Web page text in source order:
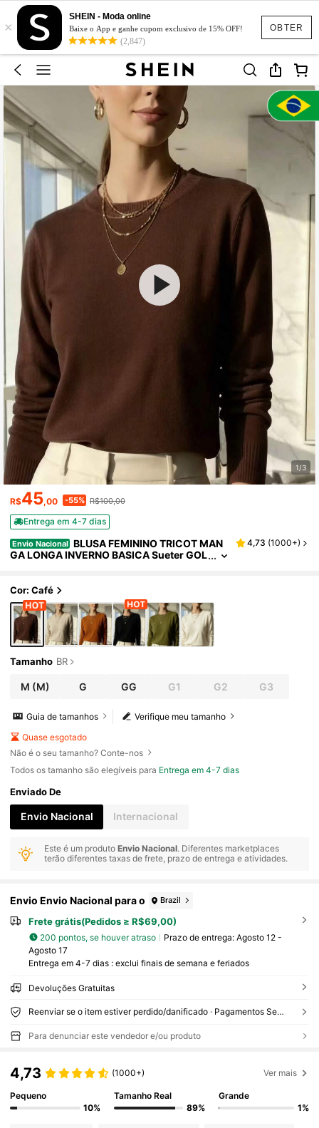
OBTER
×
SHEIN - Moda online
Baixe o App e ganhe cupom exclusivo de 15% OFF!
(2,847)
1/3
R$45,00 -55% R$100,00
Entrega em 4-7 dias
Envio Nacional BLUSA FEMININO TRICOT MAN
GA LONGA INVERNO BASICA Sueter GOL
4,73 (1000+)
Cor: Café
Tamanho BR
M (M) G GG G1 G2 G3
Verifique meu tamanho
Guia de tamanhos
Quase esgotado
Não é o seu tamanho? Conte-nos
Todos os tamanho são elegíveis para Entrega em 4-7 dias
Enviado De
Envio Nacional Internacional
Este é um produtoEnvio Nacional. Diferentes marketplaces
terão diferentes taxas de frete, prazo de entrega e atividades.
Envio Envio Nacional para o Brazil
Frete grátis(Pedidos ≥ R$69,00)
200 pontos, se houver atraso Prazo de entrega: Agosto 12 -
Agosto 17
Entrega em 4-7 dias : exclui finais de semana e feriados
Devoluções Gratuitas
Reenviar se o item estiver perdido/danificado · Pagamentos Seguros · Proteção de privacidade
Para denunciar este vendedor e/ou produto
4,73 (1000+) Ver mais
Pequeno
10%
Tamanho Real
89%
Grande
1%